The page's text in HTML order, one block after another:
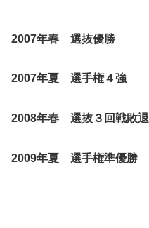
2007年春 選抜優勝
2007年夏 選手権４強
2008年春 選抜３回戦敗退
2009年夏 選手権準優勝